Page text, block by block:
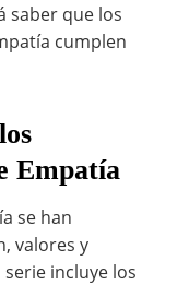
saber que los
cumplen
Empatía
se han
valores y
incluye los